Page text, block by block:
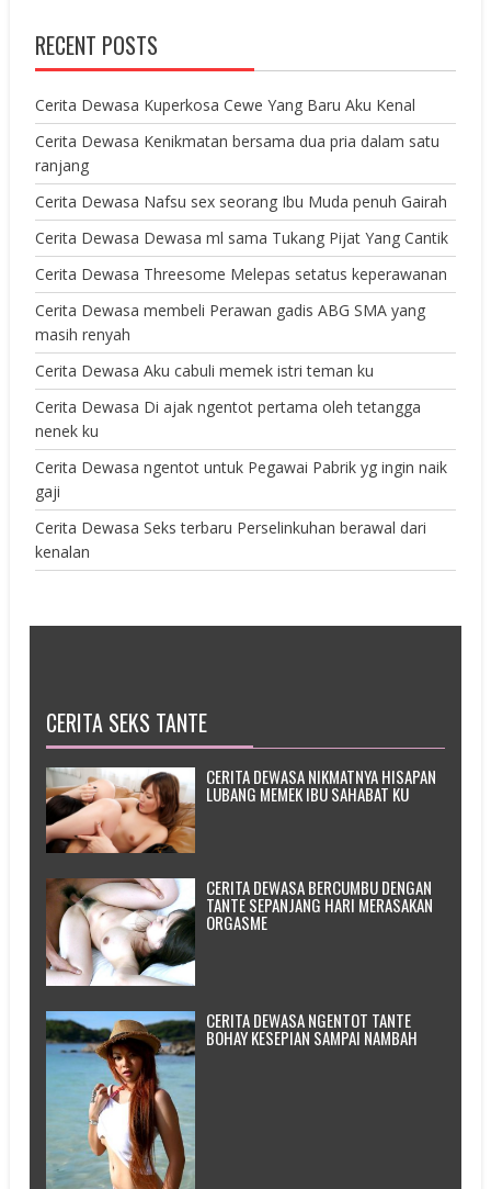
RECENT POSTS
Cerita Dewasa Kuperkosa Cewe Yang Baru Aku Kenal
Cerita Dewasa Kenikmatan bersama dua pria dalam satu
ranjang
Cerita Dewasa Nafsu sex seorang Ibu Muda penuh Gairah
Cerita Dewasa Dewasa ml sama Tukang Pijat Yang Cantik
Cerita Dewasa Threesome Melepas setatus keperawanan
Cerita Dewasa membeli Perawan gadis ABG SMA yang
masih renyah
Cerita Dewasa Aku cabuli memek istri teman ku
Cerita Dewasa Di ajak ngentot pertama oleh tetangga
nenek ku
Cerita Dewasa ngentot untuk Pegawai Pabrik yg ingin naik
gaji
Cerita Dewasa Seks terbaru Perselinkuhan berawal dari
kenalan
CERITA SEKS TANTE
CERITA DEWASA NIKMATNYA HISAPAN
LUBANG MEMEK IBU SAHABAT KU
CERITA DEWASA BERCUMBU DENGAN
TANTE SEPANJANG HARI MERASAKAN
ORGASME
CERITA DEWASA NGENTOT TANTE
BOHAY KESEPIAN SAMPAI NAMBAH